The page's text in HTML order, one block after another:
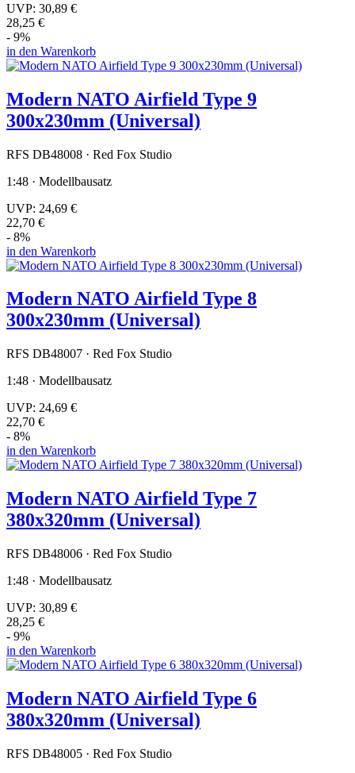
UVP: 30,89 €
28,25 €
- 9%
in den Warenkorb
Modern NATO Airfield Type 9
300x230mm (Universal)
RFS DB48008 · Red Fox Studio
1:48 · Modellbausatz
UVP: 24,69 €
22,70 €
- 8%
in den Warenkorb
Modern NATO Airfield Type 8
300x230mm (Universal)
RFS DB48007 · Red Fox Studio
1:48 · Modellbausatz
UVP: 24,69 €
22,70 €
- 8%
in den Warenkorb
Modern NATO Airfield Type 7
380x320mm (Universal)
RFS DB48006 · Red Fox Studio
1:48 · Modellbausatz
UVP: 30,89 €
28,25 €
- 9%
in den Warenkorb
Modern NATO Airfield Type 6
380x320mm (Universal)
RFS DB48005 · Red Fox Studio